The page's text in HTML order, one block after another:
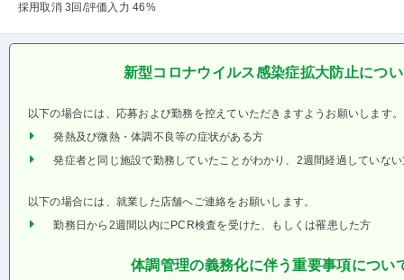
採用取消 3回 /評価入力 46%
新型コロナウイルス感染症拡大防止につ
以下の場合には、応募および勤務を控えていただきますようお願いします。
発熱及び微熱・体調不良等の症状がある方
発症者と同じ施設で勤務していたことがわかり、2週間経過していな
以下の場合には、就業した店舗へご連絡をお願いします。
勤務日から2週間以内にPCR検査を受けた、もしくは罹患した方
体調管理の義務化に伴う重要事項につい